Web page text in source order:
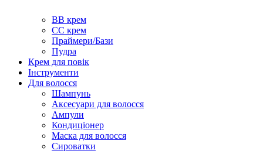
BB крем
CC крем
Праймери/Бази
Пудра
Крем для повік
Інструменти
Для волосся
Шампунь
Аксесуари для волосся
Ампули
Кондиціонер
Маска для волосся
Сироватки